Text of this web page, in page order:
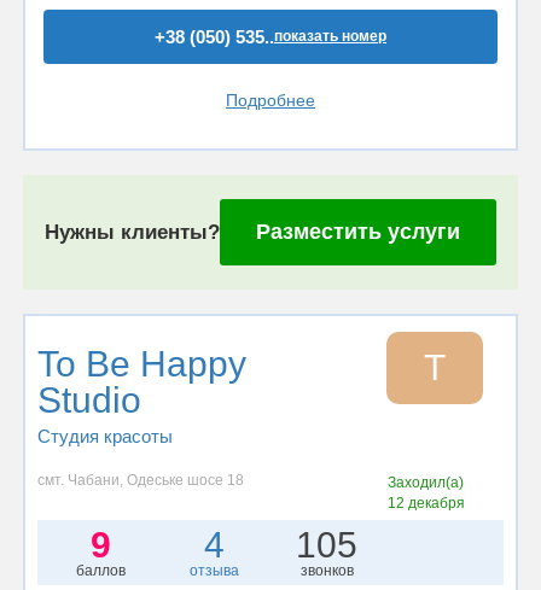
+38 (050) 535..показать номер
Подробнее
Нужны клиенты? Разместить услуги
To Be Happy
Studio
Студия красоты
T
смт. Чабани, Одеське шосе 18
Заходил(а)
12 декабря
9
баллов
4
отзыва
105
звонков